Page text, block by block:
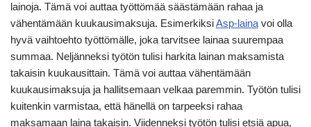
lainoja. Tämä voi auttaa työttömää säästämään rahaa ja
vähentämään kuukausimaksuja. EsimerkiksiAsp-laina voi olla
hyvä vaihtoehto työttömälle, joka tarvitsee lainaa suurempaa
summaa. Neljänneksi työtön tulisi harkita lainan maksamista
takaisin kuukausittain. Tämä voi auttaa vähentämään
kuukausimaksuja ja hallitsemaan velkaa paremmin. Työtön tulisi
kuitenkin varmistaa, että hänellä on tarpeeksi rahaa
maksamaan laina takaisin. Viidenneksi työtön tulisi etsiä apua,